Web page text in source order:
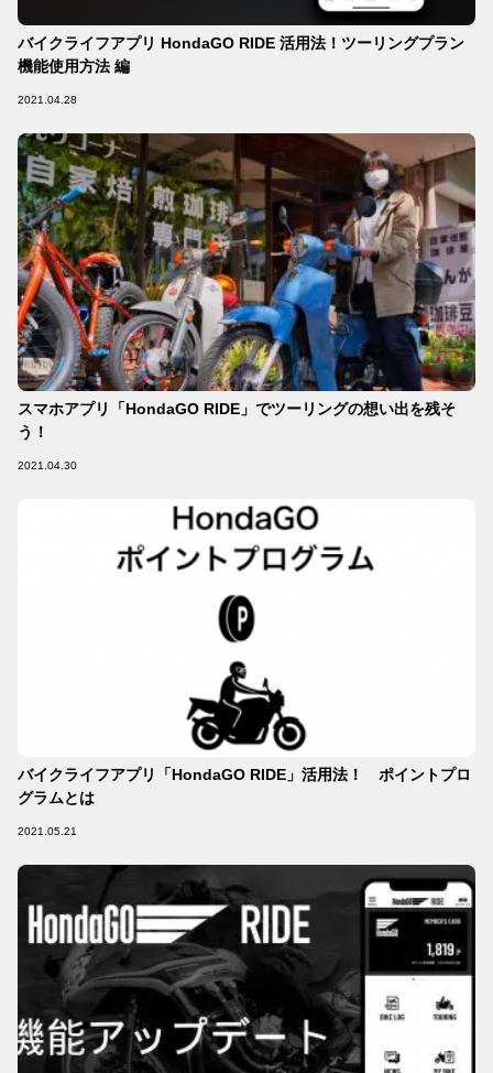
バイクライフアプリ HondaGO RIDE 活用法！ツーリングプラン
機能使用方法 編
2021.04.28
スマホアプリ「HondaGO RIDE」でツーリングの想い出を残そ
う！
2021.04.30
バイクライフアプリ「HondaGO RIDE」活用法！ ポイントプロ
グラムとは
2021.05.21